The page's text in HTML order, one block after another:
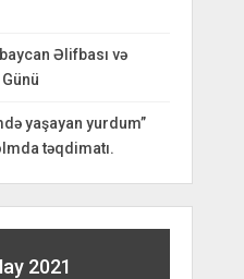
Əlifbası və
yaşayan yurdum”
təqdimatı.
2021